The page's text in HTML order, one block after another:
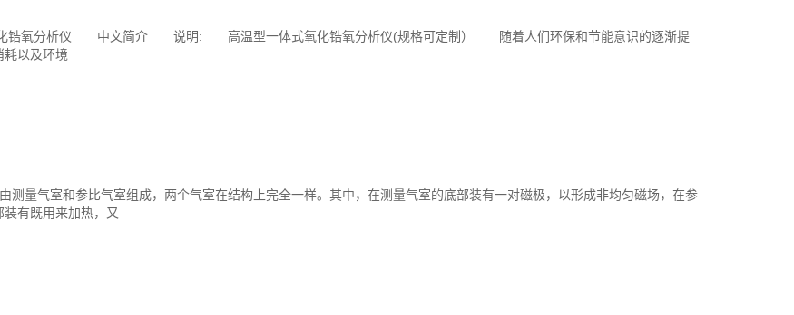
氧分析仪 中文简介 说明: 高温型一体式氧化锆氧分析仪(规格可定制） 随着人们环保和节能意识的逐渐提
耗以及环境
室和参比气室组成，两个气室在结构上完全一样。其中，在测量气室的底部装有一对磁极，以形成非均匀磁场，在参
有既用来加热，又